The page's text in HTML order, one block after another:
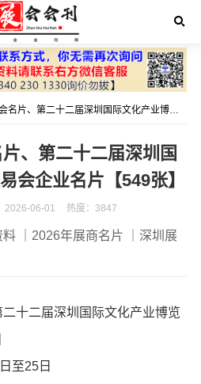
二十二届深圳国际文化产业博览交易会企业名片【549张】
、第二十二届深圳国
会企业名片【549张】
2026-06-01 热度：3847
料 ｜2026年展商名片
｜深圳展
十二届深圳国际文化产业博览
至25日